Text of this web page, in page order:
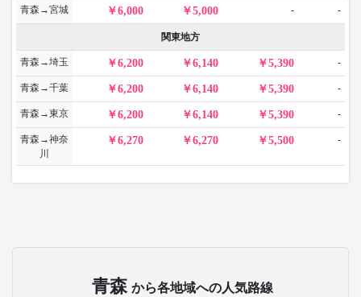
青森→宮城 6,000 5,000 - -
関東地方
青森→埼玉 6,200 6,140 5,390 -
青森→千葉 6,200 6,140 5,390 -
青森→東京 6,200 6,140 5,390 -
青森→神奈
川
6,270 6,270 5,500 -
青森 から各地域への人気路線